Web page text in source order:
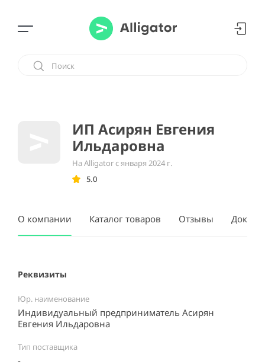
ИП Асирян Евгения
Ильдаровна
На Alligator с января 2024 г.
5.0
О компании Каталог товаров Отзывы
Реквизиты
Юр. наименование
Индивидуальный предприниматель Асирян
Евгения Ильдаровна
Тип поставщика
-